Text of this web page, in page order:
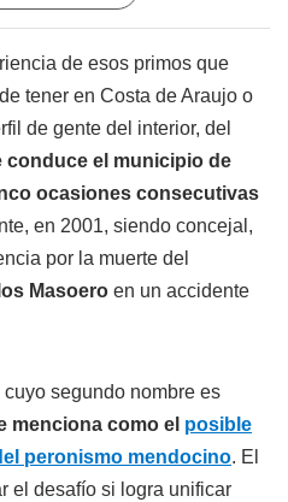
de esos primos que
tener en Costa de Araujo o
de gente del interior, del
conduce el municipio de
ocasiones consecutivas
en 2001, siendo concejal,
por la muerte del
Masoero en un accidente
segundo nombre es
menciona como el posible
peronismo mendocino. El
el desafío si logra unificar